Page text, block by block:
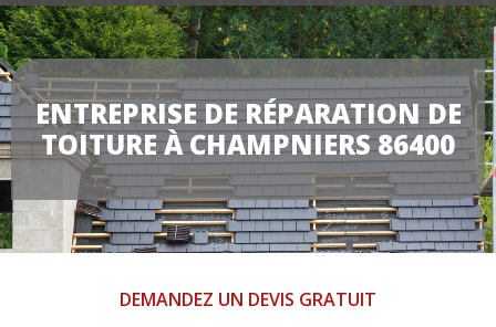
ENTREPRISE DE RÉPARATION DE
TOITURE À CHAMPNIERS 86400
DEMANDEZ UN DEVIS GRATUIT